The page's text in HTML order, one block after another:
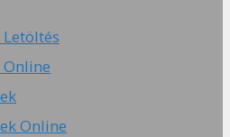
Letöltés
Online
Online